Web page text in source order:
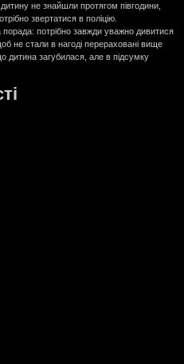
не знайшли протягом півгодини,
звертатися в поліцію.
порада: потрібно завжди уважно дивитися
не стали в нагоді перераховані вище
дитина загубилася, але в підсумку